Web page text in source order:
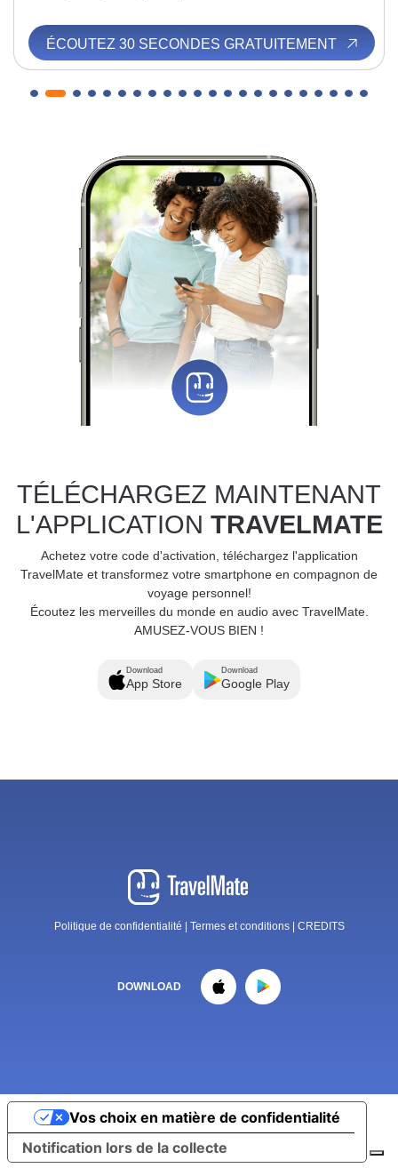
ÉCOUTEZ 30 SECONDES GRATUITEMENT
TÉLÉCHARGEZ MAINTENANT
L'APPLICATION TRAVELMATE
Achetez votre code d'activation, téléchargez l'application
TravelMate et transformez votre smartphone en compagnon de
voyage personnel!
Écoutez les merveilles du monde en audio avec TravelMate.
AMUSEZ-VOUS BIEN !
Download
App Store
Download
Google Play
Politique de confidentialité Termes et conditions CREDITS
DOWNLOAD
Notification lors de la collecte
Vos choix en matière de confidentialité